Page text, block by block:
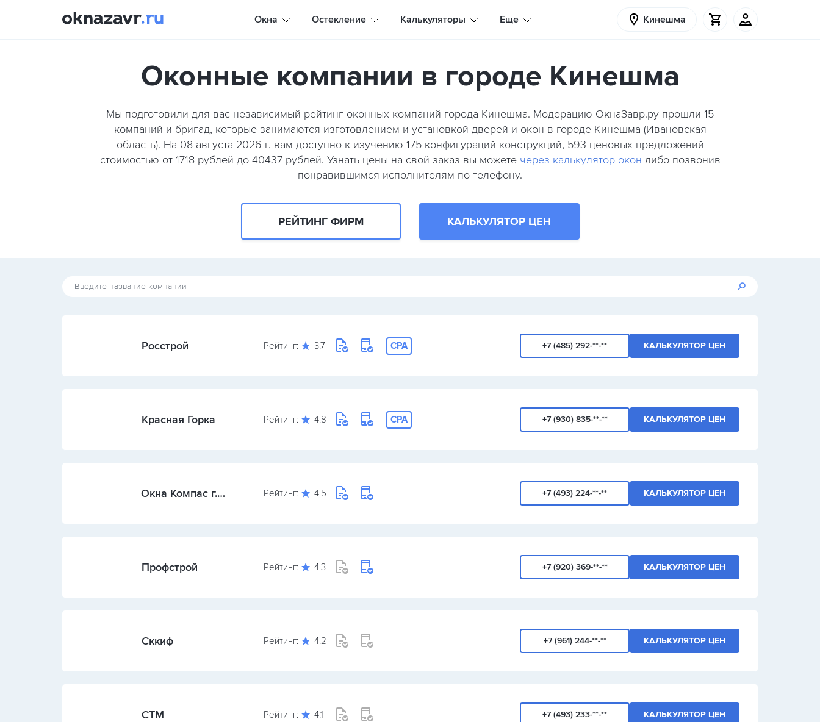
Окна Остекление Калькуляторы Еще Кинешма
Оконные компании в городе Кинешма
Мы подготовили для вас независимый рейтинг оконных компаний города Кинешма. Модерацию ОкнаЗавр.ру прошли 15
компаний и бригад, которые занимаются изготовлением и установкой дверей и окон в городе Кинешма (Ивановская
область). На 08 августа 2026 г. вам доступно к изучению 175 конфигураций конструкций, 593 ценовых предложений
стоимостью от 1718 рублей до 40437 рублей. Узнать цены на свой заказ вы можете через калькулятор окон либо позвонив
понравившимся исполнителям по телефону.
РЕЙТИНГ ФИРМ КАЛЬКУЛЯТОР ЦЕН
Росстрой Рейтинг: 3.7 CPA +7 (485) 292-**-** КАЛЬКУЛЯТОР ЦЕН
Красная Горка Рейтинг: 4.8 CPA +7 (930) 835-**-** КАЛЬКУЛЯТОР ЦЕН
Окна Компас г.
Рейтинг: 4.5 +7 (493) 224-**-** КАЛЬКУЛЯТОР ЦЕН
Профстрой Рейтинг: 4.3 +7 (920) 369-**-** КАЛЬКУЛЯТОР ЦЕН
Сккиф Рейтинг: 4.2 +7 (961) 244-**-** КАЛЬКУЛЯТОР ЦЕН
СТМ Рейтинг: 4.1 +7 (493) 233-**-** КАЛЬКУЛЯТОР ЦЕН